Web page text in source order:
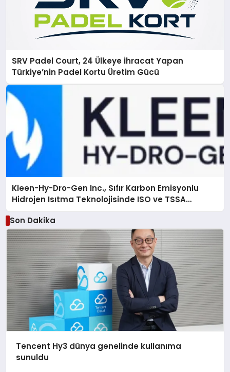
SRV Padel Court, 24 Ülkeye İhracat Yapan
Türkiye’nin Padel Kortu Üretim Gücü
Kleen-Hy-Dro-Gen Inc., Sıfır Karbon Emisyonlu
Hidrojen Isıtma Teknolojisinde ISO ve TSSA
Düzenleyici Onaylarını Aldı
Son Dakika
Tencent Hy3 dünya genelinde kullanıma
sunuldu